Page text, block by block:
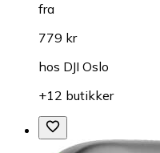
fra
779 kr
hos DJI Oslo
+12 butikker